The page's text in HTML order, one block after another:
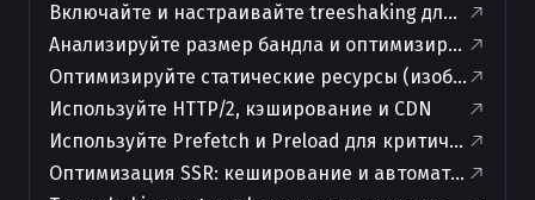
Включайте и настраивайте treeshaking для
Анализируйте размер бандла и оптимизируйте
Оптимизируйте статические ресурсы
Используйте HTTP/2, кэширование и CDN
Используйте Prefetch и Preload для критичных
Оптимизация SSR: кеширование и автоматизация